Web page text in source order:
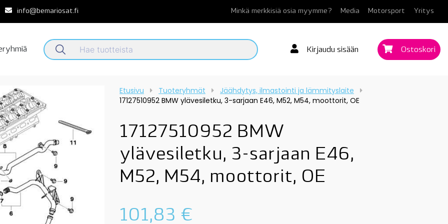
info@bemariosat.fi Minkä merkkisiä osia myymme? Media Motorsport Yritys
Kirjaudu sisään Ostoskori
Etusivu Tuoteryhmät
Jäähdytys, ilmastointi ja lämmityslaite
17127510952 BMW ylävesiletku, 3-sarjaan E46, M52, M54, moottorit, OE
17127510952 BMW
ylävesiletku, 3-sarjaan E46,
M52, M54, moottorit, OE
101,83 €